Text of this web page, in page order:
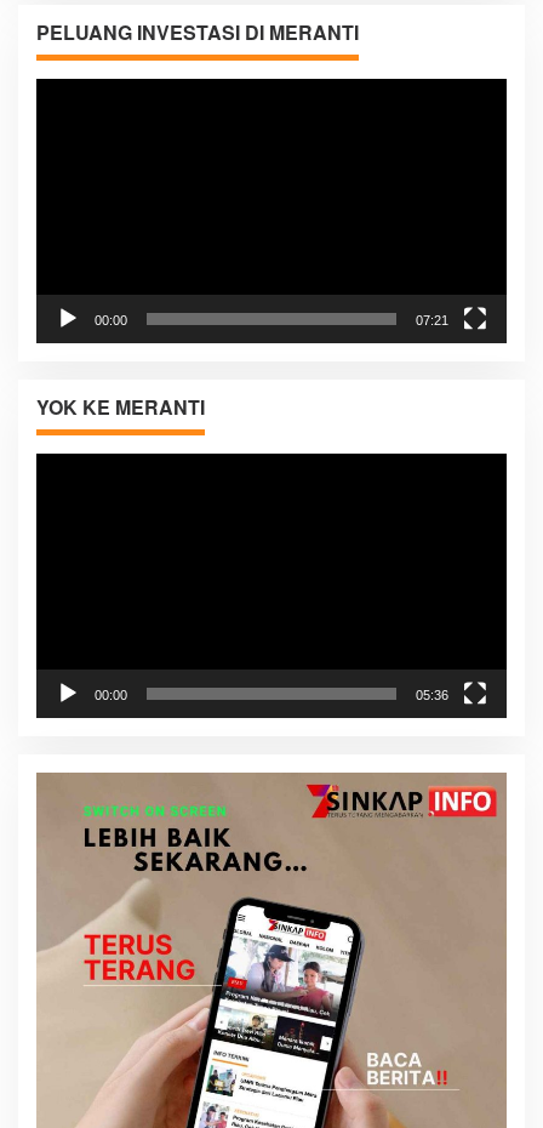
PELUANG INVESTASI DI MERANTI
00:00 07:21
YOK KE MERANTI
00:00 05:36